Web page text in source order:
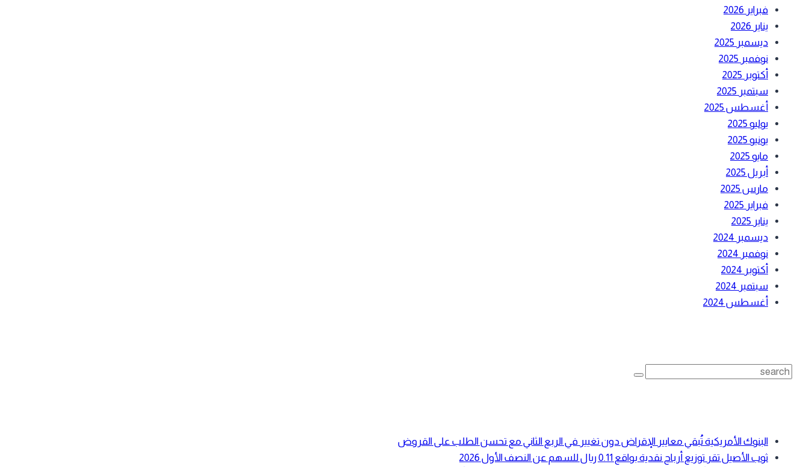
فبراير 2026
يناير 2026
ديسمبر 2025
نوفمبر 2025
أكتوبر 2025
سبتمبر 2025
أغسطس 2025
يوليو 2025
يونيو 2025
مايو 2025
أبريل 2025
مارس 2025
فبراير 2025
يناير 2025
ديسمبر 2024
نوفمبر 2024
أكتوبر 2024
سبتمبر 2024
أغسطس 2024
Search
البنوك الأمريكية تُبقي معايير الإقراض دون تغيير في الربع الثاني مع تحسن الطلب على القروض
ثوب الأصيل تقر توزيع أرباح نقدية بواقع 0.11 ريال للسهم عن النصف الأول 2026